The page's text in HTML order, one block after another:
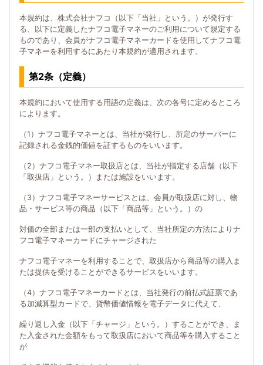
本規約は、株式会社ナフコ（以下「当社」という。）が発行す
る、以下に定義したナフコ電子マネーのご利用について規定する
ものであり、会員がナフコ電子マネーカードを使用してナフコ電
子マネーを利用するにあたり本規約が適用されます。
第2条（定義）
本規約において使用する用語の定義は、次の各号に定めるところ
によります。
（1）ナフコ電子マネーとは、当社が発行し、所定のサーバーに
記録される金銭的価値を証するものをいいます。
（2）ナフコ電子マネー取扱店とは、当社が指定する店舗（以下
「取扱店」という。）または施設をいいます。
（3）ナフコ電子マネーサービスとは、会員が取扱店に対し、物
品・サービス等の商品（以下「商品等」という。）の
対価の全部または一部の支払いとして、当社所定の方法によりナ
フコ電子マネーカードにチャージされた
ナフコ電子マネーを利用することで、取扱店から商品等の購入ま
たは提供を受けることができるサービスをいいます。
（4）ナフコ電子マネーカードとは、当社発行の前払式証票であ
る加減算型カードで、貨幣価値情報を電子データに代えて、
繰り返し入金（以下「チャージ」という。）することができ、ま
た入金された金額をもって取扱店において商品等を購入すること
が